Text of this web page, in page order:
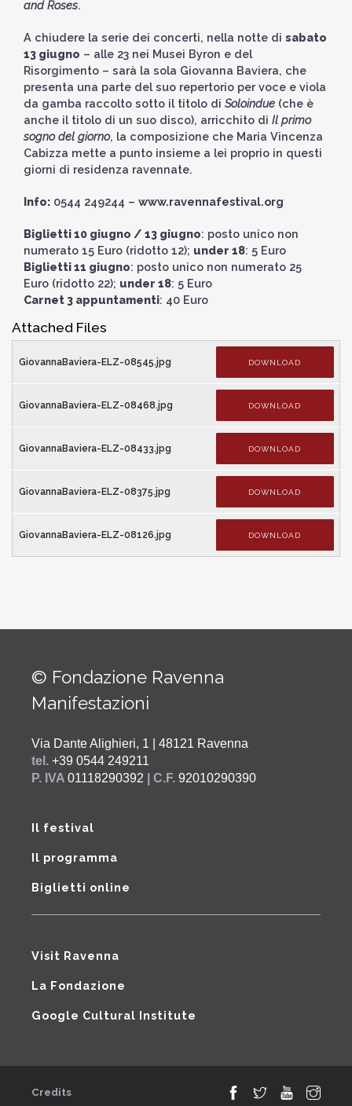
and Roses.
A chiudere la serie dei concerti, nella notte di sabato
13 giugno – alle 23 nei Musei Byron e del
Risorgimento – sarà la sola Giovanna Baviera, che
presenta una parte del suo repertorio per voce e viola
da gamba raccolto sotto il titolo di Soloindue (che è
anche il titolo di un suo disco), arricchito di Il primo
sogno del giorno, la composizione che Maria Vincenza
Cabizza mette a punto insieme a lei proprio in questi
giorni di residenza ravennate.
Info: 0544 249244 – www.ravennafestival.org
Biglietti 10 giugno / 13 giugno: posto unico non
numerato 15 Euro (ridotto 12); under 18: 5 Euro
Biglietti 11 giugno: posto unico non numerato 25
Euro (ridotto 22); under 18: 5 Euro
Carnet 3 appuntamenti: 40 Euro
Attached Files
GiovannaBaviera-ELZ-08545.jpg DOWNLOAD
GiovannaBaviera-ELZ-08468.jpg DOWNLOAD
GiovannaBaviera-ELZ-08433.jpg DOWNLOAD
GiovannaBaviera-ELZ-08375.jpg DOWNLOAD
GiovannaBaviera-ELZ-08126.jpg DOWNLOAD
© Fondazione Ravenna
Manifestazioni
Via Dante Alighieri, 1 | 48121 Ravenna
tel. +39 0544 249211
P. IVA 01118290392 | C.F. 92010290390
Il festival
Il programma
Biglietti online
Visit Ravenna
La Fondazione
Google Cultural Institute
Credits